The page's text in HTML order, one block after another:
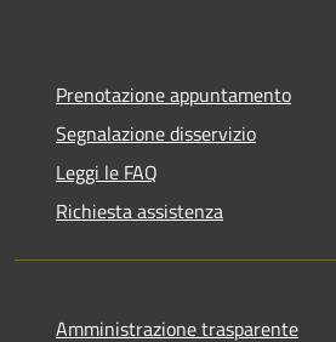
Prenotazione appuntamento
Segnalazione disservizio
Leggi le FAQ
Richiesta assistenza
Amministrazione trasparente